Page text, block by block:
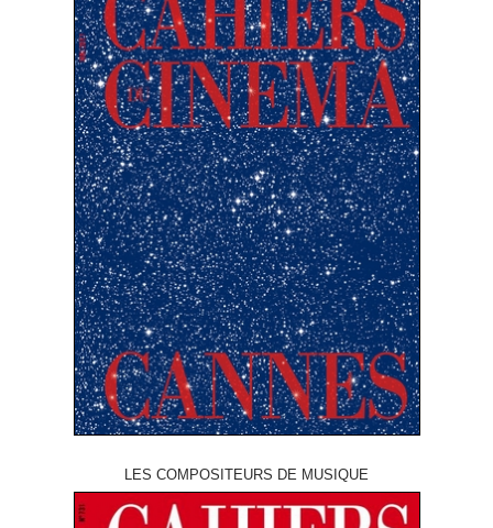
LES COMPOSITEURS DE MUSIQUE